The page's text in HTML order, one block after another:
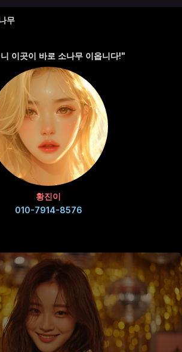
무
이곳이 바로 소나무 이옵니다!"
황진이
010-7914-8576